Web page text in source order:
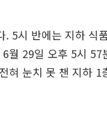
5시 반에는 지하 식
29일 오후 5시 57
혀 눈치 못 챈 지하 1